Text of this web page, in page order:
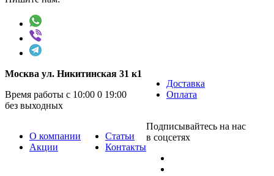
Москва ул. Никитинская 31 к1
Время работы с 10:00 0 19:00
без выходных
Доставка
Оплата
О компании
Акции
Статьи
Контакты
Подписывайтесь на нас
в соцсетях